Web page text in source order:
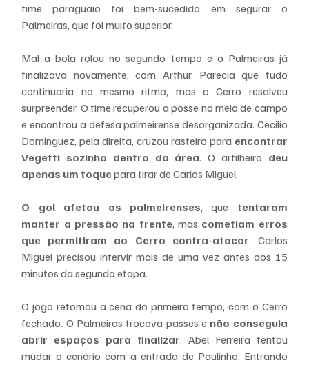
time paraguaio foi bem-sucedido em segurar o
Palmeiras, que foi muito superior.
Mal a bola rolou no segundo tempo e o Palmeiras já
finalizava novamente, com Arthur. Parecia que tudo
continuaria no mesmo ritmo, mas o Cerro resolveu
surpreender. O time recuperou a posse no meio de campo
e encontrou a defesa palmeirense desorganizada. Cecilio
Domínguez, pela direita, cruzou rasteiro para encontrar
Vegetti sozinho dentro da área. O artilheiro deu
apenas um toque para tirar de Carlos Miguel.
O gol afetou os palmeirenses, que tentaram
manter a pressão na frente, mas cometiam erros
que permitiram ao Cerro contra-atacar. Carlos
Miguel precisou intervir mais de uma vez antes dos 15
minutos da segunda etapa.
O jogo retomou a cena do primeiro tempo, com o Cerro
fechado. O Palmeiras trocava passes e não conseguia
abrir espaços para finalizar. Abel Ferreira tentou
mudar o cenário com a entrada de Paulinho. Entrando